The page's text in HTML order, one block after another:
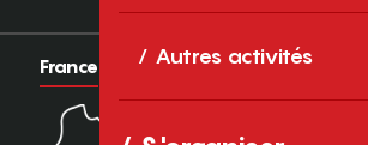
Autres activités
France Europe